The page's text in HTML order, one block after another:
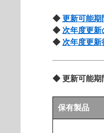
◆ 更新可能期
◆ 次年度更新
◆ 次年度更新
◆ 更新可能期
保有製品